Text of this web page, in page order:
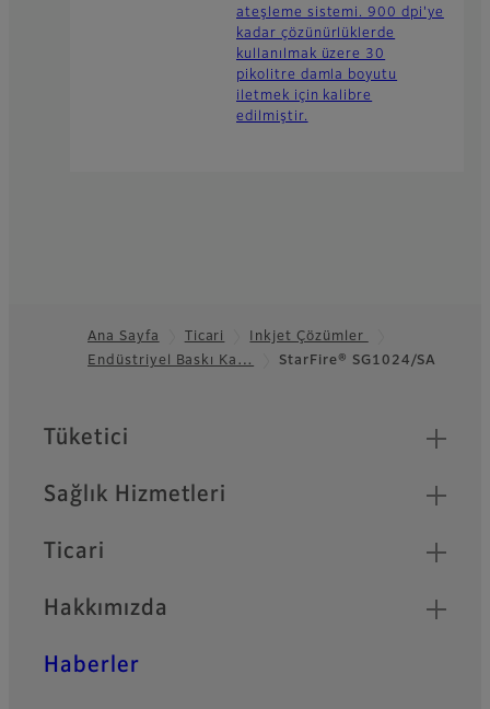
ateşleme sistemi. 900 dpi'ye
kadar çözünürlüklerde
kullanılmak üzere 30
pikolitre damla boyutu
iletmek için kalibre
edilmiştir.
Footer
Ana Sayfa Ticari
Inkjet Çözümler
Endüstriyel Baskı Ka…
StarFire® SG1024/SA
Quick Links
Tüketici
Sağlık Hizmetleri
Ticari
Hakkımızda
Haberler